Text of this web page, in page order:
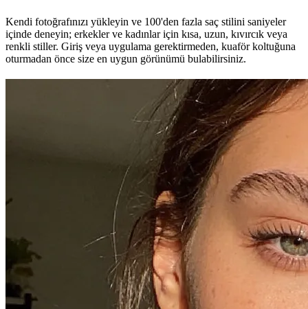
Kendi fotoğrafınızı yükleyin ve 100'den fazla saç stilini saniyeler
içinde deneyin; erkekler ve kadınlar için kısa, uzun, kıvırcık veya
renkli stiller. Giriş veya uygulama gerektirmeden, kuaför koltuğuna
oturmadan önce size en uygun görünümü bulabilirsiniz.